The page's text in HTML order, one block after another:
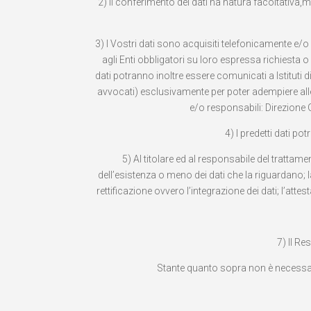
3) I Vostri dati sono acquisiti telefonicamente e/
agli Enti obbligatori su loro espressa richiesta
dati potranno inoltre essere comunicati a Istituti
avvocati) esclusivamente per poter adempiere
e/o responsabili: Direzione
4) I predetti dati
5) Al titolare ed al responsabile del
dell’esistenza o meno dei dati che la
rettificazione ovvero l’integrazione dei dati;
7) Il
Stante quanto sopra non è